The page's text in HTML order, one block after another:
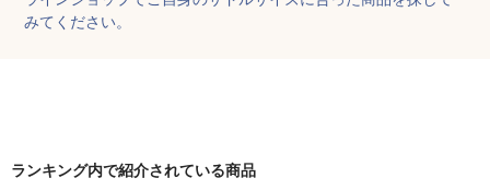
みてください。
ランキング内で紹介されている商品